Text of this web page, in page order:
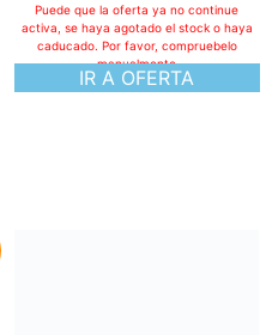
IR A OFERTA
Puede que la oferta ya no continue
activa, se haya agotado el stock o haya
caducado. Por favor, compruebelo
manualmente